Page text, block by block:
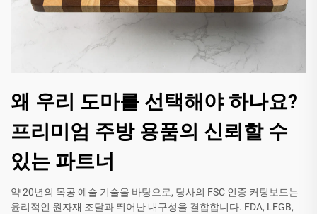
왜 우리 도마를 선택해야 하나요?
프리미엄 주방 용품의 신뢰할 수
있는 파트너
약 20년의 목공 예술 기술을 바탕으로, 당사의 FSC 인증 커팅보드는
윤리적인 원자재 조달과 뛰어난 내구성을 결합합니다. FDA, LFGB,